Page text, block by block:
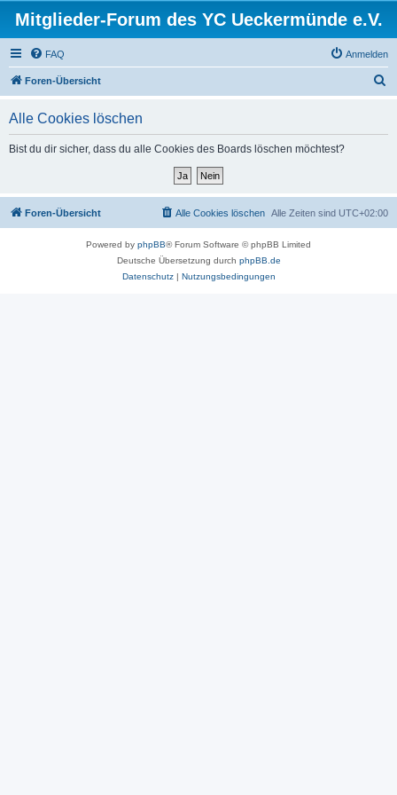
Mitglieder-Forum des YC Ueckermünde e.V.
FAQ Anmelden
Foren-Übersicht
Alle Cookies löschen
Bist du dir sicher, dass du alle Cookies des Boards löschen möchtest?
Foren-Übersicht Alle Zeiten sind UTC+02:00
Alle Cookies löschen
Powered by phpBB® Forum Software © phpBB Limited
Deutsche Übersetzung durch phpBB.de
Datenschutz| Nutzungsbedingungen